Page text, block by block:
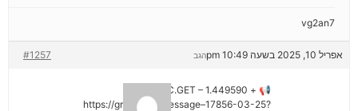
vg2an7
אפריל 10, 2025 בשעה 10:49 pm #1257 הגב
📢 + 1.449590 BTC.GET –
https://graph.org/Message–17856-03-25?